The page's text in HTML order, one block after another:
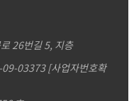
26번길 5, 지층
09-03373 [사업자번호확